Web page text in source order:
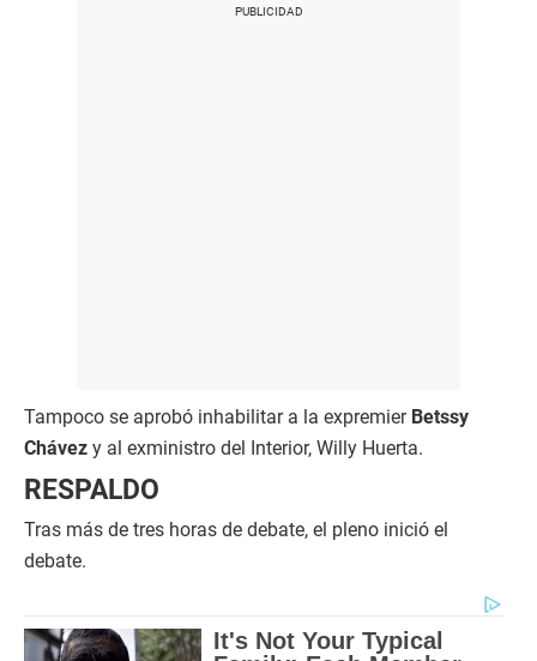
Tampoco se aprobó inhabilitar a la expremier Betssy
Chávez y al exministro del Interior, Willy Huerta.
RESPALDO
Tras más de tres horas de debate, el pleno inició el
debate.